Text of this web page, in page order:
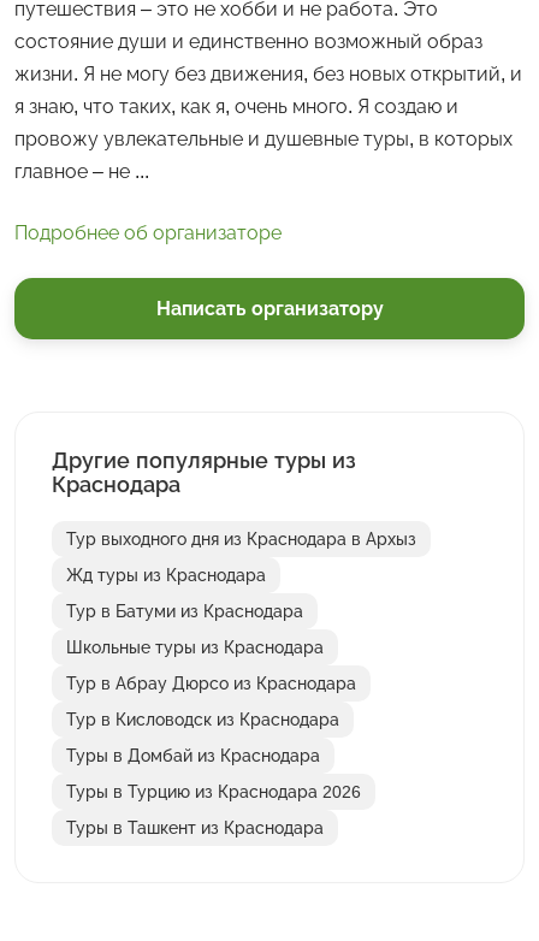
путешествия – это не хобби и не работа. Это
состояние души и единственно возможный образ
жизни. Я не могу без движения, без новых открытий, и
я знаю, что таких, как я, очень много. Я создаю и
провожу увлекательные и душевные туры, в которых
главное – не ...
Подробнее об организаторе
Написать организатору
Другие популярные туры из
Краснодара
Тур выходного дня из Краснодара в Архыз
Жд туры из Краснодара
Тур в Батуми из Краснодара
Школьные туры из Краснодара
Тур в Абрау Дюрсо из Краснодара
Тур в Кисловодск из Краснодара
Туры в Домбай из Краснодара
Туры в Турцию из Краснодара 2026
Туры в Ташкент из Краснодара